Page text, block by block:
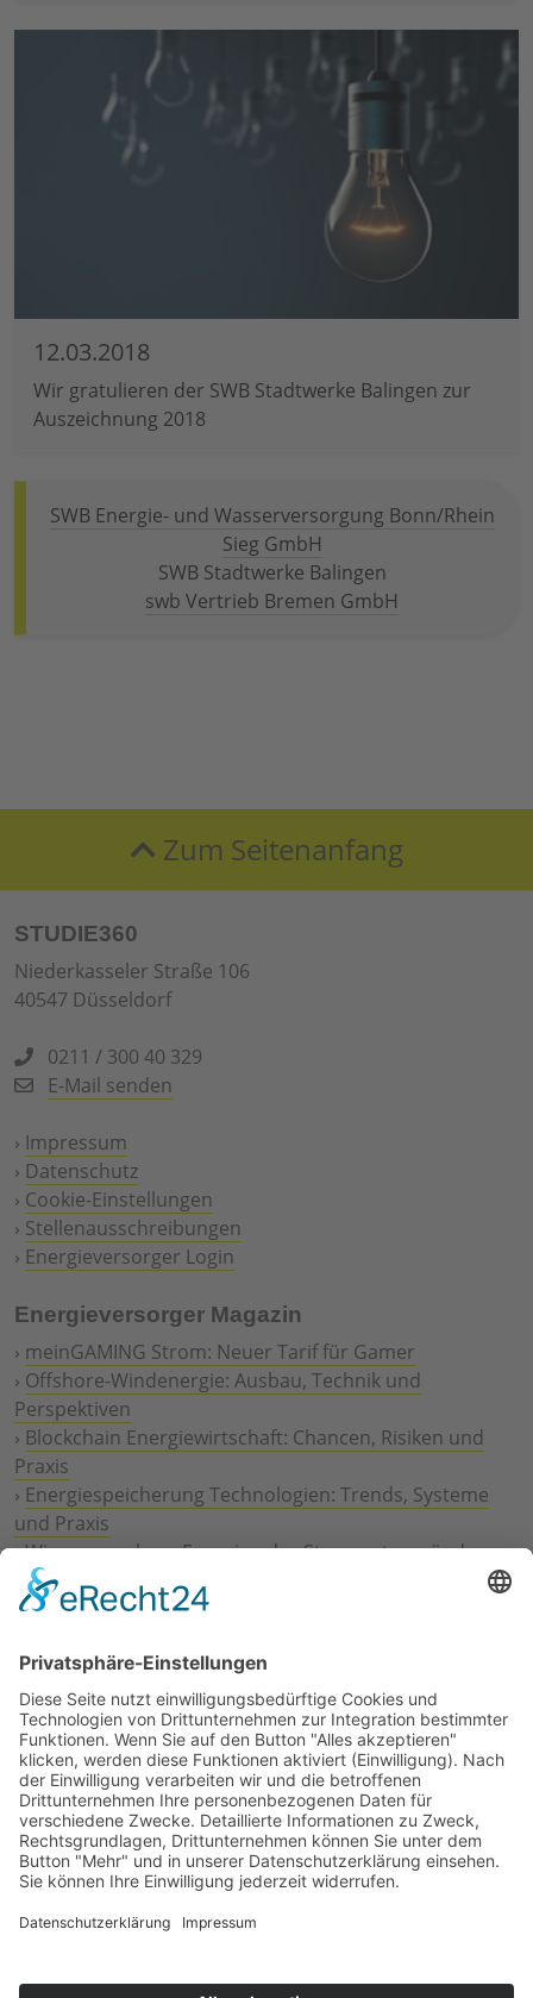
12.03.2018
Wir gratulieren der SWB Stadtwerke Balingen zur
Auszeichnung 2018
SWB Energie- und Wasserversorgung Bonn/Rhein
Sieg GmbH
SWB Stadtwerke Balingen
swb Vertrieb Bremen GmbH
Zum Seitenanfang
STUDIE360
Niederkasseler Straße 106
40547 Düsseldorf
0211 / 300 40 329
E-Mail senden
› Impressum
› Datenschutz
› Cookie-Einstellungen
› Stellenausschreibungen
› Energieversorger Login
Energieversorger Magazin
› meinGAMING Strom: Neuer Tarif für Gamer
› Offshore-Windenergie: Ausbau, Technik und
Perspektiven
› Blockchain Energiewirtschaft: Chancen, Risiken und
Praxis
› Energiespeicherung Technologien: Trends, Systeme
und Praxis
›Wie erneuerbare Energien das Stromnetz verändern
Digitalisierung Energiewirtschaft: Effizienz, Netze und
Prozesse
Geschäftsmodelle
›Vorstandswechsel Westenergie: Böddeling übernimmt
befristet
›Wasserstoff-Hochlauf: Dialog, Infrastruktur und
konkrete Schritte
›Solaranlage Regenbogenfarben: FC St. Pauli und
LichtBlick installieren erste weltweite Anlage
Jetzt an der STUDIE360 teilnehmen
Wir möchten Transparenz mit einheitlichen Kriterien
kostenlose Teilnahme wichtig. Die Ergebnisse werden